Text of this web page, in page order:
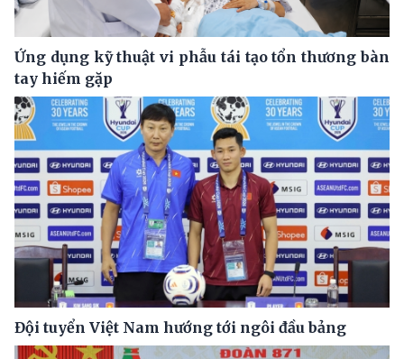
Ứng dụng kỹ thuật vi phẫu tái tạo tổn thương bàn
tay hiếm gặp
Đội tuyển Việt Nam hướng tới ngôi đầu bảng